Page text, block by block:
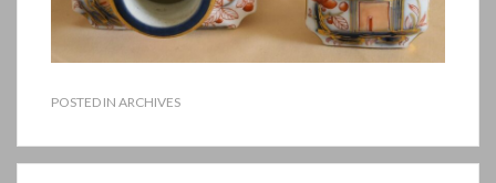
POSTED IN ARCHIVES